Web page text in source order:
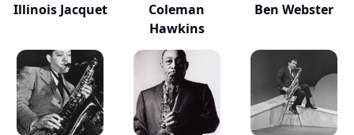
Illinois Jacquet
Coleman
Hawkins
Ben Webster